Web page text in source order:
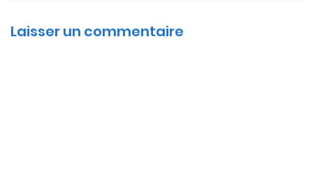
Laisser un commentaire